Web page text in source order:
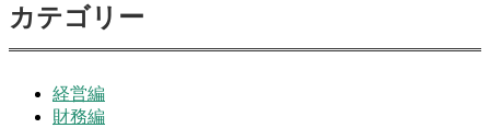
カテゴリー
経営編
財務編